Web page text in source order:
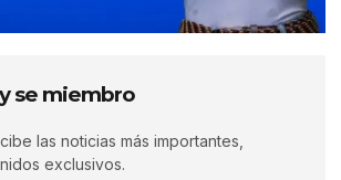
se miembro
las noticias más importantes,
exclusivos.